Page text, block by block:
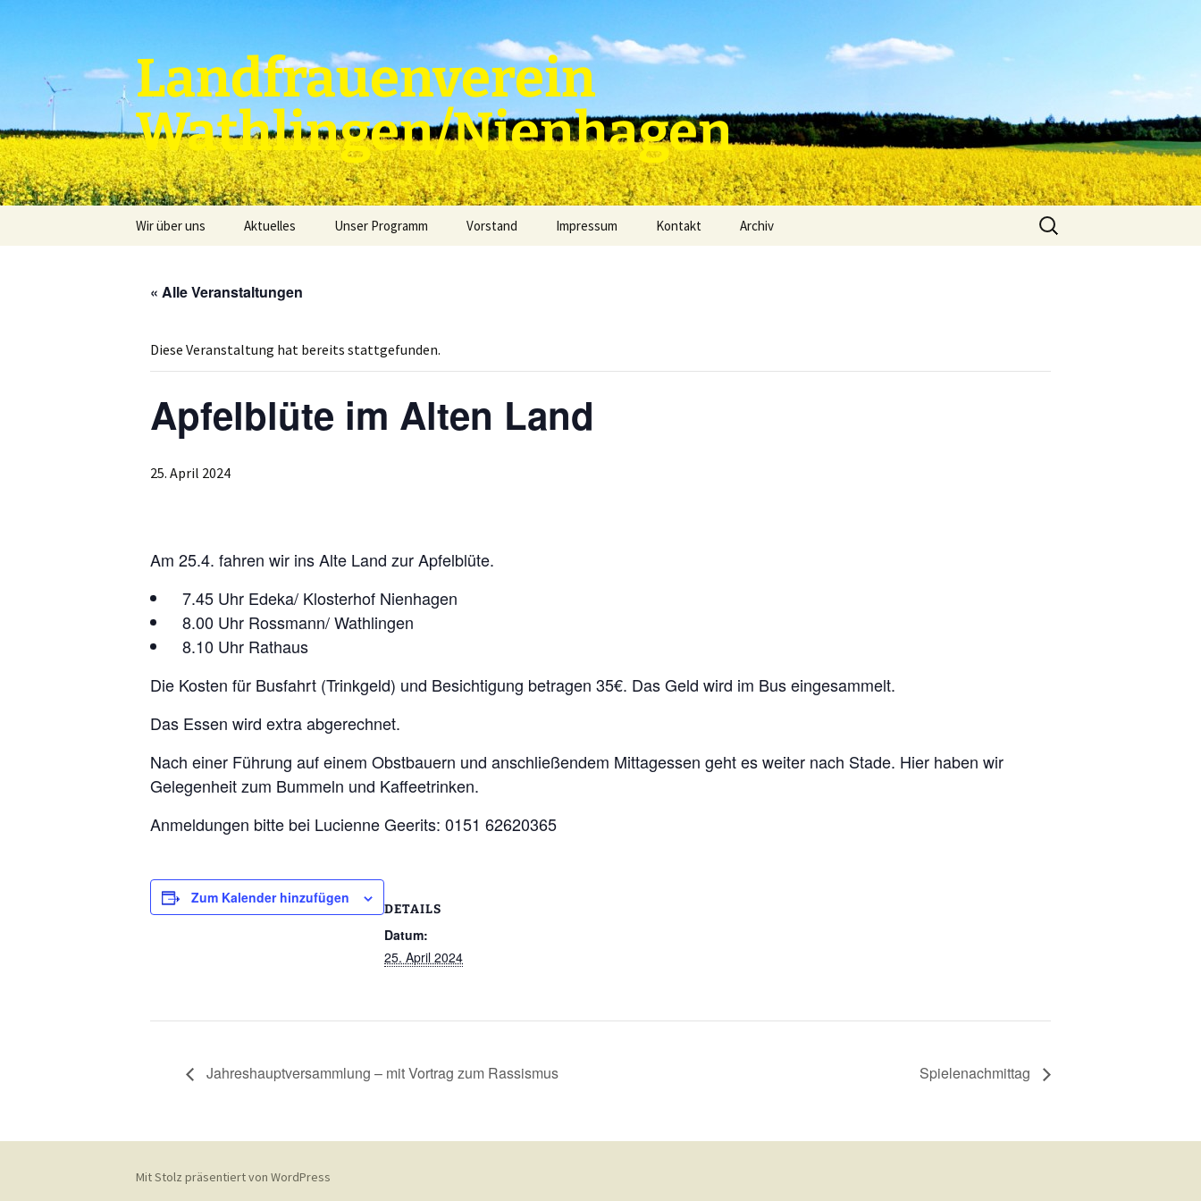
Landfrauenverein
Wathlingen/Nienhagen
Wir über uns Aktuelles Unser Programm Vorstand Impressum Kontakt Archiv
Suche
nach:
« Alle Veranstaltungen
Diese Veranstaltung hat bereits stattgefunden.
Apfelblüte im Alten Land
25. April 2024
Am 25.4. fahren wir ins Alte Land zur Apfelblüte.
7.45 Uhr Edeka/ Klosterhof Nienhagen
8.00 Uhr Rossmann/ Wathlingen
8.10 Uhr Rathaus
Die Kosten für Busfahrt (Trinkgeld) und Besichtigung betragen 35€. Das Geld wird im Bus eingesammelt.
Das Essen wird extra abgerechnet.
Nach einer Führung auf einem Obstbauern und anschließendem Mittagessen geht es weiter nach Stade. Hier haben wir
Gelegenheit zum Bummeln und Kaffeetrinken.
Anmeldungen bitte bei Lucienne Geerits: 0151 62620365
Zum Kalender hinzufügen
DETAILS
Datum:
25. April 2024
Jahreshauptversammlung – mit Vortrag zum Rassismus Spielenachmittag
Mit Stolz präsentiert von WordPress